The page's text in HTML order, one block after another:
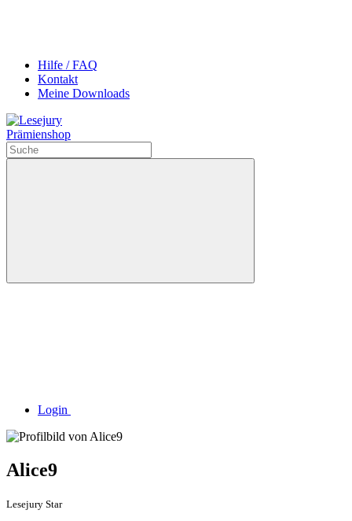
Hilfe / FAQ
Kontakt
Meine Downloads
Prämienshop
Login
Alice9
Lesejury Star